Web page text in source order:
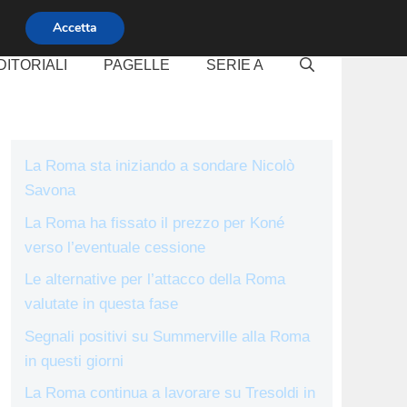
PAGELLE SERIE A
La Roma sta iniziando a sondare Nicolò
Savona
La Roma ha fissato il prezzo per Koné
verso l’eventuale cessione
Le alternative per l’attacco della Roma
valutate in questa fase
Segnali positivi su Summerville alla Roma
in questi giorni
La Roma continua a lavorare su Tresoldi in
Accetta